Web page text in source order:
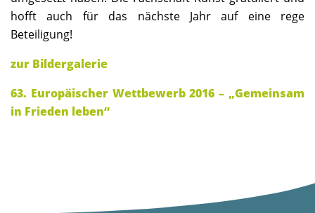
hofft auch für das nächste Jahr auf eine rege
Beteiligung!
zur Bildergalerie
63. Europäischer Wettbewerb 2016 – „Gemeinsam
in Frieden leben“